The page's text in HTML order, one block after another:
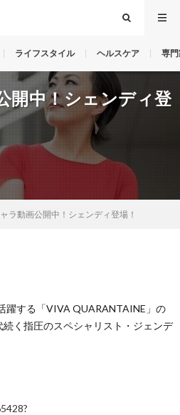
ライフスタイル ヘルスケア 専
開中！シェンディ登
ラ動画公開中！シェンディ登場！
躍する「VIVA QUARANTAINE」の
く指圧のスペシャリスト・ジェンデ